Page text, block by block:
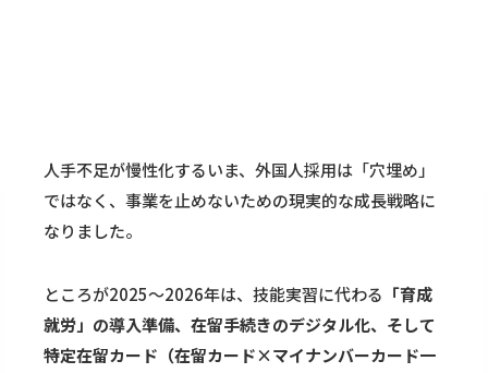
人手不足が慢性化するいま、外国人採用は「穴埋め」
ではなく、事業を止めないための現実的な成長戦略に
なりました。
ところが2025〜2026年は、技能実習に代わる 「育成
就労」の導入準備、在留手続きのデジタル化、そして
特定在留カード（在留カード×マイナンバーカード一